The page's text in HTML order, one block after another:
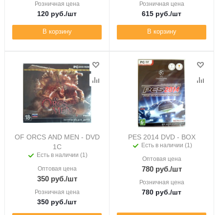
Розничная цена
120 руб./шт
В корзину
Розничная цена
615 руб./шт
В корзину
OF ORCS AND MEN - DVD
1C
Есть в наличии (1)
Оптовая цена
350руб./шт
Розничная цена
350 руб./шт
PES 2014 DVD - BOX
Есть в наличии (1)
Оптовая цена
780руб./шт
Розничная цена
780 руб./шт